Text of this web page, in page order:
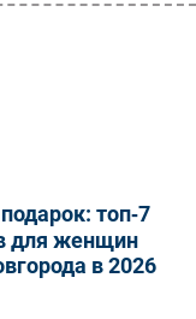
топ‑7
для женщин
в 2026